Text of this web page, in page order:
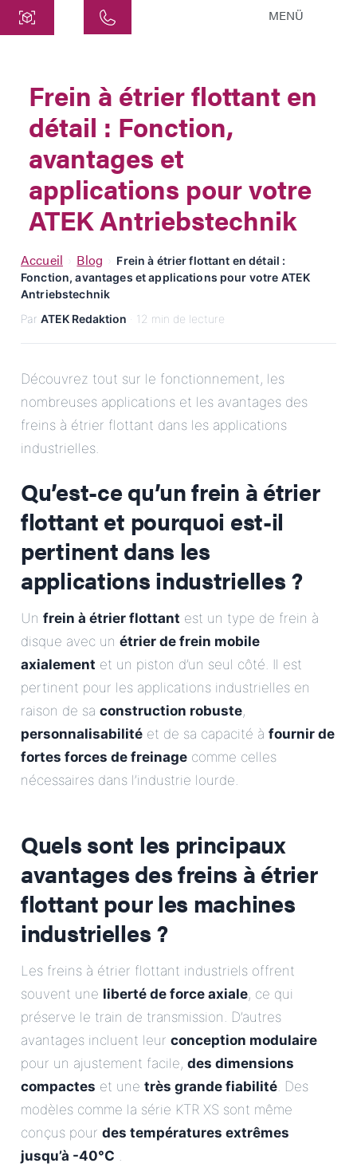
Siemensstraße 47
25462 Rellingen
info@atek.de
+49 4101 7953-0
Ouvrir le chat
Nom
Nom de l'entreprise
E-Mail
Adresse
Envoyer le message
MENÜ
Frein à étrier flottant en
détail : Fonction,
avantages et
applications pour votre
ATEK Antriebstechnik
Accueil Blog
Frein à étrier flottant en détail :
Fonction, avantages et applications pour votre ATEK
Antriebstechnik
Par ATEK Redaktion · 12 min de lecture
Découvrez tout sur le fonctionnement, les
nombreuses applications et les avantages des
freins à étrier flottant dans les applications
industrielles.
Qu’est-ce qu’un frein à étrier
flottant et pourquoi est-il
pertinent dans les
applications industrielles ?
Un frein à étrier flottant est un type de frein à
disque avec un étrier de frein mobile
axialement et un piston d’un seul côté. Il est
pertinent pour les applications industrielles en
raison de sa construction robuste,
personnalisabilité et de sa capacité à fournir de
fortes forces de freinage comme celles
nécessaires dans l’industrie lourde.
Quels sont les principaux
avantages des freins à étrier
flottant pour les machines
industrielles ?
Les freins à étrier flottant industriels offrent
souvent une liberté de force axiale, ce qui
préserve le train de transmission. D’autres
avantages incluent leur conception modulaire
pour un ajustement facile, des dimensions
compactes et une très grande fiabilité. Des
modèles comme la série KTR XS sont même
conçus pour des températures extrêmes
jusqu’à -40°C .